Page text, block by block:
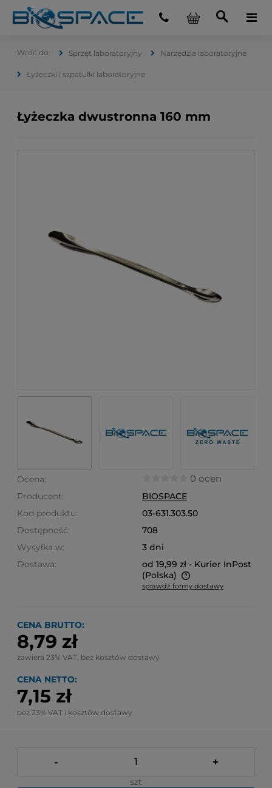
Sprzęt laboratoryjny Narzędzia laboratoryjne
Łyżeczki i szpatułki laboratoryjne
Łyżeczka dwustronna 160 mm
Ocena: 0 ocen
Producent:
BIOSPACE
Kod produktu:
03-631.303.50
Dostępność:
708
Wysyłka w:
3 dni
Dostawa:
od 19,99 zł - Kurier InPost
(Polska)
Cena nie zawiera ewentualnych kosztów płatności
sprawdź formy dostawy
CENA BRUTTO:
8,79 zł
zawiera 23% VAT, bez kosztów dostawy
CENA NETTO:
7,15 zł
bez 23% VAT i kosztów dostawy
- +
szt